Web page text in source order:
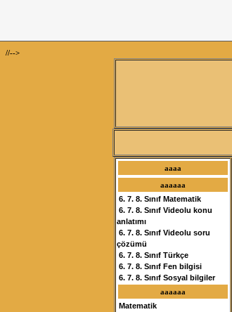
//-->
aaaa
aaaaaa
6. 7. 8. Sınıf Matematik
6. 7. 8. Sınıf Videolu konu
anlatımı
6. 7. 8. Sınıf Videolu soru
çözümü
6. 7. 8. Sınıf Türkçe
6. 7. 8. Sınıf Fen bilgisi
6. 7. 8. Sınıf Sosyal bilgiler
aaaaaa
Matematik